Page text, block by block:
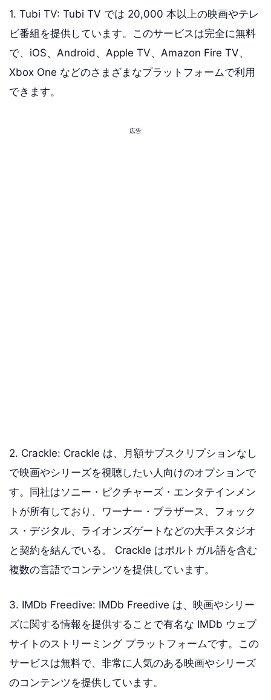
1. Tubi TV: Tubi TV では 20,000 本以上の映画やテレ
ビ番組を提供しています。このサービスは完全に無料
で、iOS、Android、Apple TV、Amazon Fire TV、
Xbox One などのさまざまなプラットフォームで利用
できます。
広告
2. Crackle: Crackle は、月額サブスクリプションなし
で映画やシリーズを視聴したい人向けのオプションで
す。同社はソニー・ピクチャーズ・エンタテインメン
トが所有しており、ワーナー・ブラザース、フォック
ス・デジタル、ライオンズゲートなどの大手スタジオ
と契約を結んでいる。 Crackle はポルトガル語を含む
複数の言語でコンテンツを提供しています。
3. IMDb Freedive: IMDb Freedive は、映画やシリー
ズに関する情報を提供することで有名な IMDb ウェブ
サイトのストリーミング プラットフォームです。この
サービスは無料で、非常に人気のある映画やシリーズ
のコンテンツを提供しています。